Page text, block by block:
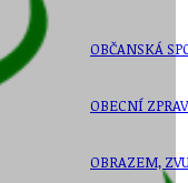
OBČANSKÁ
OBECNÍ
OBRAZEM,